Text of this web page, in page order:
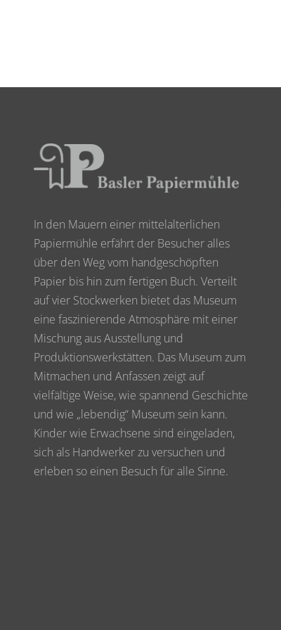
In den Mauern einer mittelalterlichen
Papiermühle erfährt der Besucher alles
über den Weg vom handgeschöpften
Papier bis hin zum fertigen Buch. Verteilt
auf vier Stockwerken bietet das Museum
eine faszinierende Atmosphäre mit einer
Mischung aus Ausstellung und
Produktionswerkstätten. Das Museum zum
Mitmachen und Anfassen zeigt auf
vielfältige Weise, wie spannend Geschichte
und wie „lebendig“ Museum sein kann.
Kinder wie Erwachsene sind eingeladen,
sich als Handwerker zu versuchen und
erleben so einen Besuch für alle Sinne.